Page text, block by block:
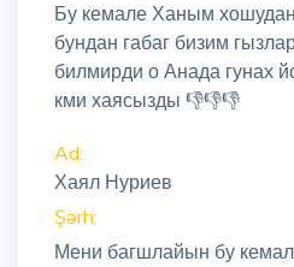
Бу кемале Ханым
бундан габаг бизим
билмирди о Анада гунах
кми хаясызды 👎👎👎
Ad:
Хаял Нуриев
Şərh:
Мени багшлайын бу